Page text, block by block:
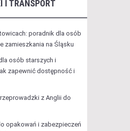
I TRANSPORT
poradnik dla osób
zamieszkania na Śląsku
osób starszych i
zapewnić dostępność i
z Anglii do
opakowań i zabezpieczeń